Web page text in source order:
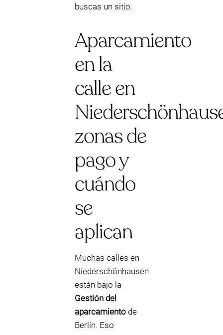
buscas un sitio.
Aparcamiento
en la
calle en
zonas de
pago y
cuándo
se
aplican
Muchas calles en
Niederschönhausen
están bajo la
Gestión del
aparcamiento de
Berlín. Eso